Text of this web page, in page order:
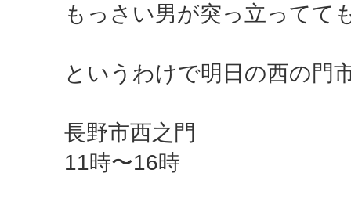
もっさい男が突っ立って
というわけで明日の西の門
長野市西之門
11時〜16時